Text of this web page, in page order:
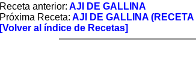
Receta anterior: AJI DE GALLINA
Próxima Receta: AJI DE GALLINA
[Volver al índice de Recetas]